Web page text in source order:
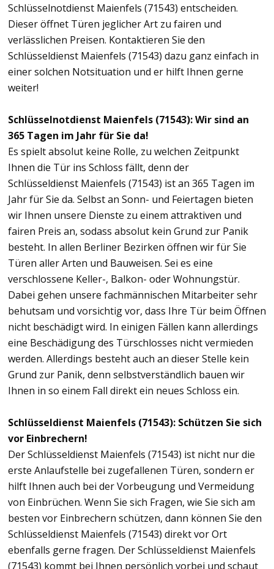
Schlüsselnotdienst Maienfels (71543) entscheiden.
Dieser öffnet Türen jeglicher Art zu fairen und
verlässlichen Preisen. Kontaktieren Sie den
Schlüsseldienst Maienfels (71543) dazu ganz einfach in
einer solchen Notsituation und er hilft Ihnen gerne
weiter!
Schlüsselnotdienst Maienfels (71543): Wir sind an
365 Tagen im Jahr für Sie da!
Es spielt absolut keine Rolle, zu welchen Zeitpunkt
Ihnen die Tür ins Schloss fällt, denn der
Schlüsseldienst Maienfels (71543) ist an 365 Tagen im
Jahr für Sie da. Selbst an Sonn- und Feiertagen bieten
wir Ihnen unsere Dienste zu einem attraktiven und
fairen Preis an, sodass absolut kein Grund zur Panik
besteht. In allen Berliner Bezirken öffnen wir für Sie
Türen aller Arten und Bauweisen. Sei es eine
verschlossene Keller-, Balkon- oder Wohnungstür.
Dabei gehen unsere fachmännischen Mitarbeiter sehr
behutsam und vorsichtig vor, dass Ihre Tür beim Öffnen
nicht beschädigt wird. In einigen Fällen kann allerdings
eine Beschädigung des Türschlosses nicht vermieden
werden. Allerdings besteht auch an dieser Stelle kein
Grund zur Panik, denn selbstverständlich bauen wir
Ihnen in so einem Fall direkt ein neues Schloss ein.
Schlüsseldienst Maienfels (71543): Schützen Sie sich
vor Einbrechern!
Der Schlüsseldienst Maienfels (71543) ist nicht nur die
erste Anlaufstelle bei zugefallenen Türen, sondern er
hilft Ihnen auch bei der Vorbeugung und Vermeidung
von Einbrüchen. Wenn Sie sich Fragen, wie Sie sich am
besten vor Einbrechern schützen, dann können Sie den
Schlüsseldienst Maienfels (71543) direkt vor Ort
ebenfalls gerne fragen. Der Schlüsseldienst Maienfels
(71543) kommt bei Ihnen persönlich vorbei und schaut